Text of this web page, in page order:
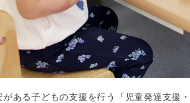
ある子どもの支援を行う「児童発達支